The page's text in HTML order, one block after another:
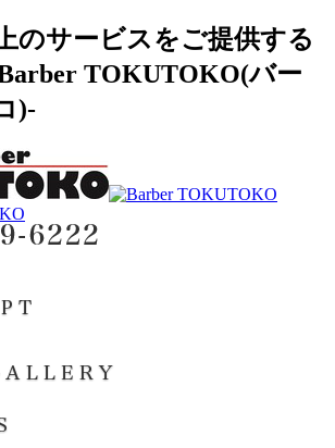
のサービスをご提供する
TOKUTOKO(バー
)-